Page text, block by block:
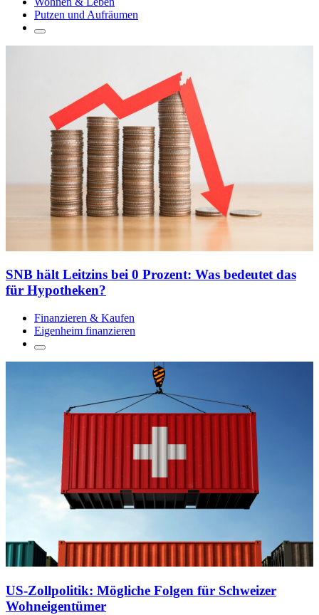
Putzen und Aufräumen
SNB hält Leitzins bei 0 Prozent: Was bedeutet das
für Hypotheken?
Finanzieren & Kaufen
Eigenheim finanzieren
US-Zollpolitik: Mögliche Folgen für Schweizer
Wohneigentümer